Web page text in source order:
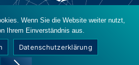
Impressum Barrierefreiheit
Wenn Sie die Website weiter nutzt,
Ihrem Einverständnis aus.
Datenschutzerklärung